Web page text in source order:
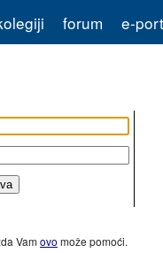
forum e-
Vamovo može pomoći.